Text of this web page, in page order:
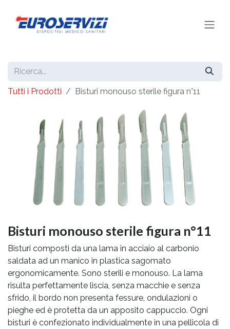
Tutti i Prodotti Bisturi monouso sterile figura n°11
Bisturi monouso sterile figura n°11
Bisturi composti da una lama in acciaio al carbonio
saldata ad un manico in plastica sagomato
ergonomicamente. Sono sterili e monouso. La lama
risulta perfettamente liscia, senza macchie e senza
sfrido, il bordo non presenta fessure, ondulazioni o
pieghe ed è protetta da un apposito cappuccio. Ogni
bisturi è confezionato individualmente in una pellicola di